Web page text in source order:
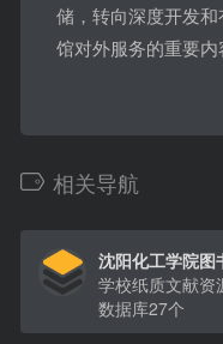
储，转向深度开发
馆对外服务的重要内
相关导航
沈阳化工学院图
学校纸质文献资
数据库27个